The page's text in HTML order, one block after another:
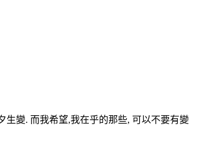
變. 而我希望,我在乎的那些, 可以不要有變